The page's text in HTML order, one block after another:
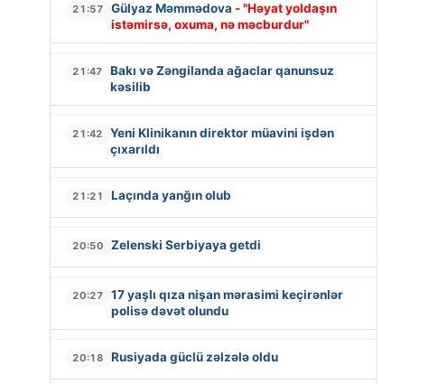
21:57 Gülyaz Məmmədova - "Həyat yoldaşın
istəmirsə, oxuma, nə məcburdur"
21:47
Bakı və Zəngilanda ağaclar qanunsuz
kəsilib
21:42
Yeni Klinikanın direktor müavini işdən
çıxarıldı
21:21 Laçında yanğın olub
20:50 Zelenski Serbiyaya getdi
20:27
17 yaşlı qıza nişan mərasimi keçirənlər
polisə dəvət olundu
20:18 Rusiyada güclü zəlzələ oldu